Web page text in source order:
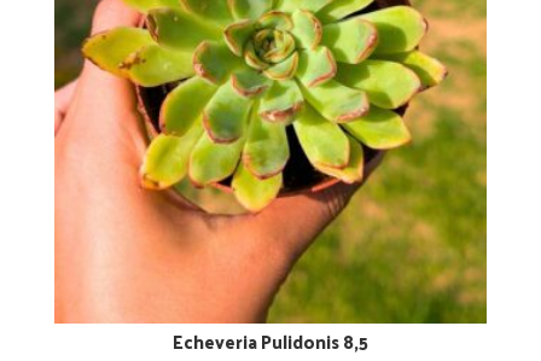
Echeveria Pulidonis 8,5